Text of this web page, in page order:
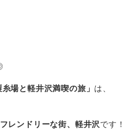
場と軽井沢満喫の旅」 は、
レンドリーな街、軽井沢です！